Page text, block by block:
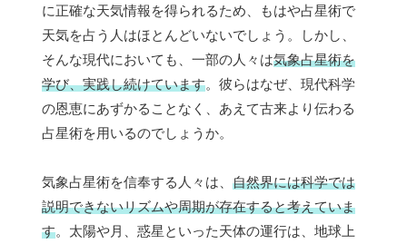
に正確な天気情報を得られるため、もはや占星術で
天気を占う人はほとんどいないでしょう。しかし、
そんな現代においても、一部の人々は気象占星術を
学び、実践し続けています。彼らはなぜ、現代科学
の恩恵にあずかることなく、あえて古来より伝わる
占星術を用いるのでしょうか。
気象占星術を信奉する人々は、 自然界には科学では
説明できないリズムや周期が存在すると考えていま
す。太陽や月、惑星といった天体の運行は、地球上